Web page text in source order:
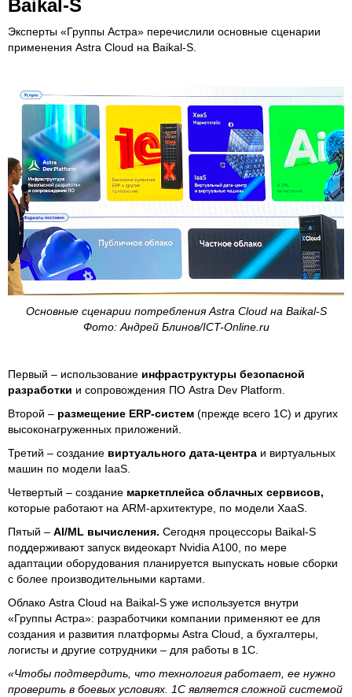
Baikal-S
Эксперты «Группы Астра» перечислили основные сценарии
применения Astra Cloud на Baikal-S.
Основные сценарии потребления Astra Cloud на Baikal-S
Фото: Андрей Блинов/ICT-Online.ru
Первый – использование инфраструктуры безопасной
разработки и сопровождения ПО Astra Dev Platform.
Второй – размещение ERP-систем (прежде всего 1С) и других
высоконагруженных приложений.
Третий – создание виртуального дата-центра и виртуальных
машин по модели IaaS.
Четвертый – создание маркетплейса облачных сервисов,
которые работают на ARM-архитектуре, по модели XaaS.
Пятый – AI/ML вычисления. Сегодня процессоры Baikal-S
поддерживают запуск видеокарт Nvidia A100, по мере
адаптации оборудования планируется выпускать новые сборки
с более производительными картами.
Облако Astra Cloud на Baikal-S уже используется внутри
«Группы Астра»: разработчики компании применяют ее для
создания и развития платформы Astra Cloud, а бухгалтеры,
логисты и другие сотрудники – для работы в 1С.
«Чтобы подтвердить, что технология работает, ее нужно
проверить в боевых условиях. 1С является сложной системой